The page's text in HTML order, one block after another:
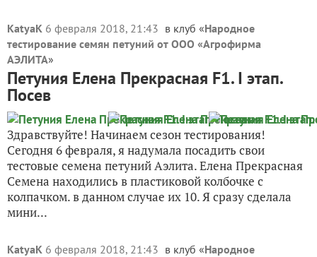
KatyaK 6 февраля 2018, 21:43 в клуб «Народное
тестирование семян петуний от ООО «Агрофирма
АЭЛИТА»
Петуния Елена Прекрасная F1. I этап.
Посев
Здравствуйте! Начинаем сезон тестирования!
Сегодня 6 февраля, я надумала посадить свои
тестовые семена петуний Аэлита. Елена Прекрасная
Семена находились в пластиковой колбочке с
колпачком. в данном случае их 10. Я сразу сделала
мини...
KatyaK 6 февраля 2018, 21:43 в клуб «Народное